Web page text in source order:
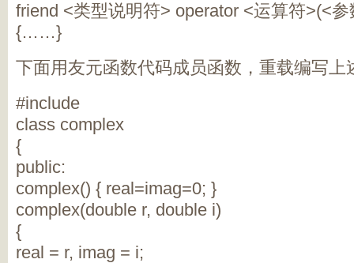
friend <类型说明符> operator <运算符>(<参
{……}
下面用友元函数代码成员函数，重载编写上
#include
class complex
{
public:
complex() { real=imag=0; }
complex(double r, double i)
{
real = r, imag = i;